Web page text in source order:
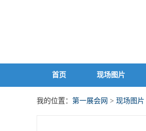
首页 现场图片
我的位置： 第一展会网 > 现场图片